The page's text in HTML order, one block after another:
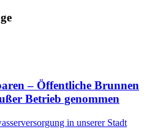
– Öffentliche Brunnen
Betrieb genommen
in unserer Stadt